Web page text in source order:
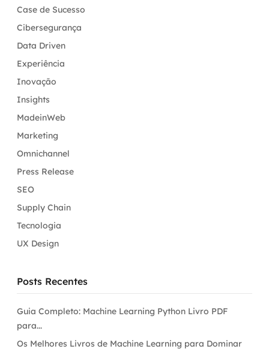
Case de Sucesso
Cibersegurança
Data Driven
Experiência
Inovação
Insights
MadeinWeb
Marketing
Omnichannel
Press Release
SEO
Supply Chain
Tecnologia
UX Design
Posts Recentes
Guia Completo: Machine Learning Python Livro PDF
para...
Os Melhores Livros de Machine Learning para Dominar